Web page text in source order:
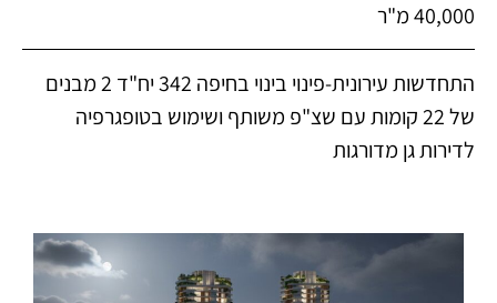
התחדשות עירונית-פינוי בינוי בחיפה 342 יח"ד 2 מבנים
של 22 קומות עם שצ"פ משותף ושימוש בטופגרפיה
לדירות גן מדורגות
40,000 מ"ר